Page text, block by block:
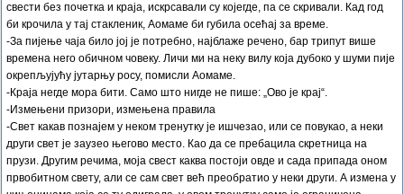
свести без почетка и краја, искрсавали су којегде, па се скривали. Кад год
би крочила у тај стакленик, Аомаме би губила осећај за време.
-За пијење чаја било јој је потребно, најблаже речено, бар трипут више
времена него обичном човеку. Личи ми на неку вилу која дубоко у шуми пије
окрепљујућу јутарњу росу, помисли Аомаме.
-Краја негде мора бити. Само што нигде не пише: „Ово је крај“.
-Измењени призори, измењена правила
-Свет какав познајем у неком тренутку је ишчезао, или се повукао, а неки
други свет је заузео његово место. Као да се пребацила скретница на
прузи. Другим речима, моја свест каква постоји овде и сада припада оном
првобитном свету, али се сам свет већ преобратио у неки други. А измена у